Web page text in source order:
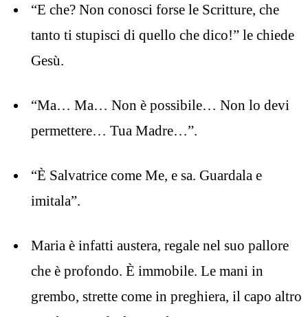
“E che? Non conosci forse le Scritture, che
tanto ti stupisci di quello che dico!” le chiede
Gesù.
“Ma… Ma… Non è possibile… Non lo devi
permettere… Tua Madre…”.
“È Salvatrice come Me, e sa. Guardala e
imitala”.
Maria è infatti austera, regale nel suo pallore
che è profondo. È immobile. Le mani in
grembo, strette come in preghiera, il capo altro